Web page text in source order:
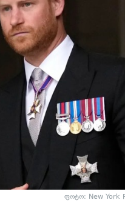
ფოტო: New York